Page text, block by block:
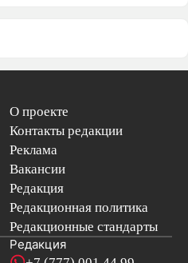
О проекте
Контакты редакции
Реклама
Вакансии
Редакция
Редакционная политика
Редакционные стандарты
Редакция